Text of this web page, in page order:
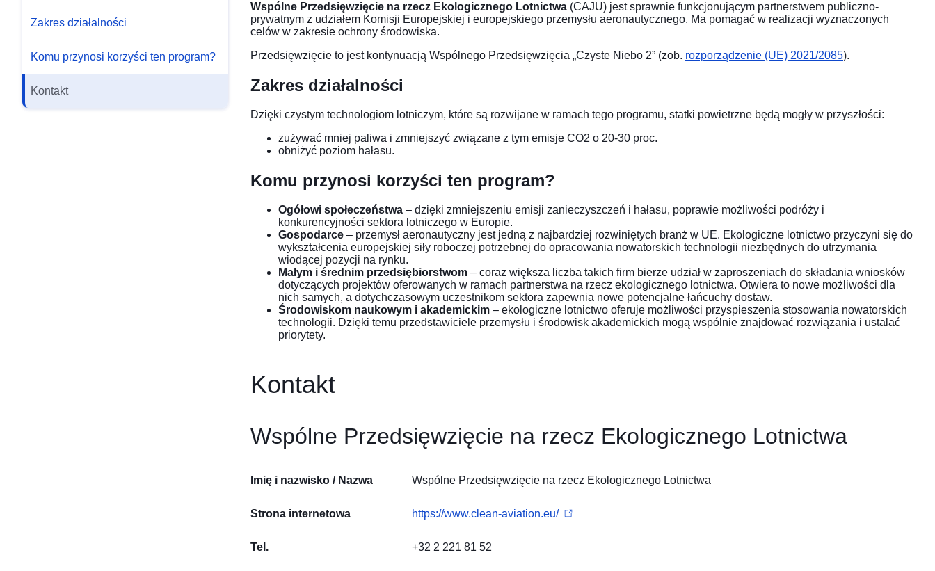
Zakres działalności
Komu przynosi korzyści ten program?
Kontakt
Wspólne Przedsięwzięcie na rzecz Ekologicznego Lotnictwa (CAJU) jest sprawnie funkcjonującym partnerstwem publiczno-
prywatnym z udziałem Komisji Europejskiej i europejskiego przemysłu aeronautycznego. Ma pomagać w realizacji wyznaczonych
celów w zakresie ochrony środowiska.
Przedsięwzięcie to jest kontynuacją Wspólnego Przedsięwzięcia „Czyste Niebo 2” (zob. rozporządzenie (UE) 2021/2085).
Zakres działalności
Dzięki czystym technologiom lotniczym, które są rozwijane w ramach tego programu, statki powietrzne będą mogły w przyszłości:
zużywać mniej paliwa i zmniejszyć związane z tym emisje CO2 o 20-30 proc.
obniżyć poziom hałasu.
Komu przynosi korzyści ten program?
Ogółowi społeczeństwa – dzięki zmniejszeniu emisji zanieczyszczeń i hałasu, poprawie możliwości podróży i
konkurencyjności sektora lotniczego w Europie.
Gospodarce – przemysł aeronautyczny jest jedną z najbardziej rozwiniętych branż w UE. Ekologiczne lotnictwo przyczyni się do
wykształcenia europejskiej siły roboczej potrzebnej do opracowania nowatorskich technologii niezbędnych do utrzymania
wiodącej pozycji na rynku.
Małym i średnim przedsiębiorstwom – coraz większa liczba takich firm bierze udział w zaproszeniach do składania wniosków
dotyczących projektów oferowanych w ramach partnerstwa na rzecz ekologicznego lotnictwa. Otwiera to nowe możliwości dla
nich samych, a dotychczasowym uczestnikom sektora zapewnia nowe potencjalne łańcuchy dostaw.
Środowiskom naukowym i akademickim – ekologiczne lotnictwo oferuje możliwości przyspieszenia stosowania nowatorskich
technologii. Dzięki temu przedstawiciele przemysłu i środowisk akademickich mogą wspólnie znajdować rozwiązania i ustalać
priorytety.
Kontakt
Wspólne Przedsięwzięcie na rzecz Ekologicznego Lotnictwa
Imię i nazwisko / Nazwa Wspólne Przedsięwzięcie na rzecz Ekologicznego Lotnictwa
Strona internetowa https://www.clean-aviation.eu/
Tel. +32 2 221 81 52